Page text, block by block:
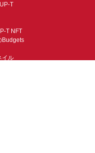
T
T NFT
Budgets
イル